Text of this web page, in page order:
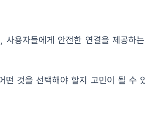
용자들에게 안전한 연결을 제공하
것을 선택해야 할지 고민이 될 수